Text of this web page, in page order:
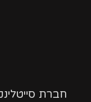
חברת